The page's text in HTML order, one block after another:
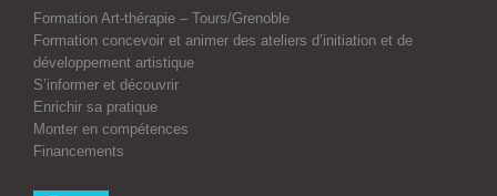
Formation Art-thérapie – Tours/Grenoble
Formation concevoir et animer des ateliers d’initiation et de
développement artistique
S’informer et découvrir
Enrichir sa pratique
Monter en compétences
Financements